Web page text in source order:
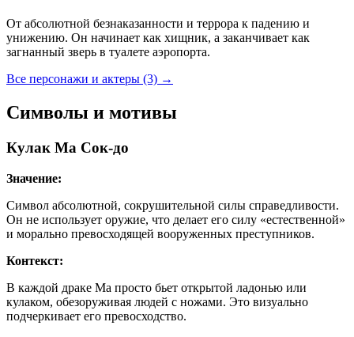
От абсолютной безнаказанности и террора к падению и
унижению. Он начинает как хищник, а заканчивает как
загнанный зверь в туалете аэропорта.
Все персонажи и актеры (3) →
Символы и мотивы
Кулак Ма Сок-до
Значение:
Символ абсолютной, сокрушительной силы справедливости.
Он не использует оружие, что делает его силу «естественной»
и морально превосходящей вооруженных преступников.
Контекст:
В каждой драке Ма просто бьет открытой ладонью или
кулаком, обезоруживая людей с ножами. Это визуально
подчеркивает его превосходство.